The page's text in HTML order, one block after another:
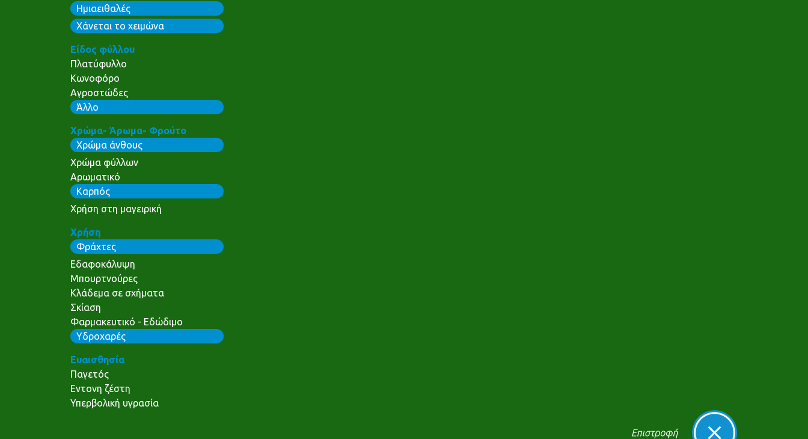
Ημιαειθαλές
Χάνεται το χειμώνα
Είδος φύλλου
Πλατύφυλλο
Κωνοφόρο
Αγροστώδες
Άλλο
Χρώμα- Άρωμα- Φρούτο
Χρώμα άνθους
Χρώμα φύλλων
Αρωματικό
Καρπός
Χρήση στη μαγειρική
Χρήση
Φράχτες
Εδαφοκάλυψη
Μπουρτνούρες
Κλάδεμα σε σχήματα
Σκίαση
Φαρμακευτικό - Εδώδιμο
Υδροχαρές
Ευαισθησία
Παγετός
Εντονη ζέστη
Υπερβολική υγρασία